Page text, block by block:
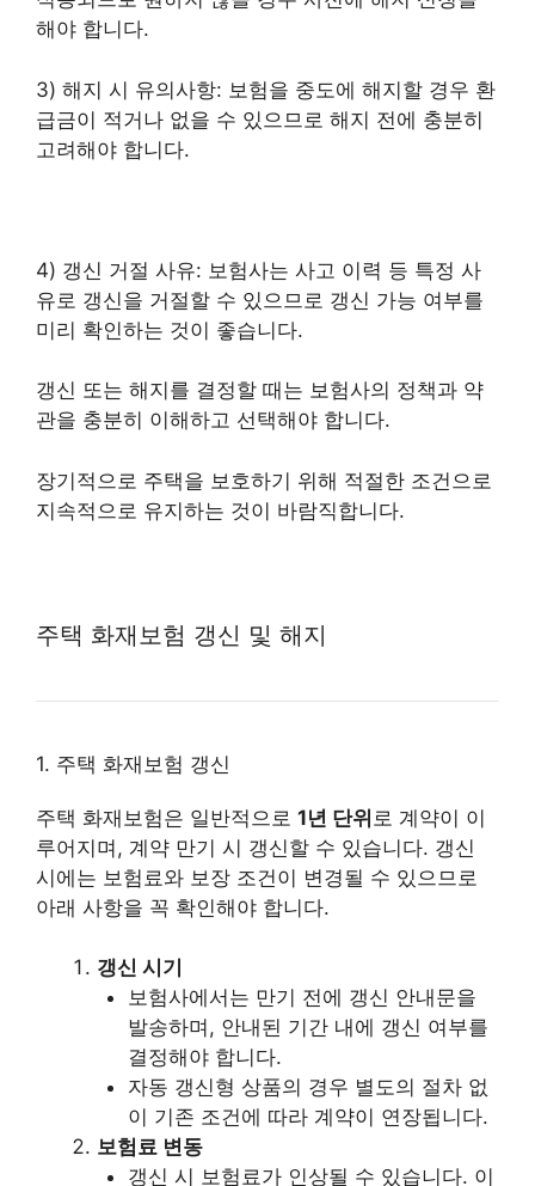
해야 합니다.
3) 해지 시 유의사항: 보험을 중도에 해지할 경우 환
급금이 적거나 없을 수 있으므로 해지 전에 충분히
고려해야 합니다.
4) 갱신 거절 사유: 보험사는 사고 이력 등 특정 사
유로 갱신을 거절할 수 있으므로 갱신 가능 여부를
미리 확인하는 것이 좋습니다.
갱신 또는 해지를 결정할 때는 보험사의 정책과 약
관을 충분히 이해하고 선택해야 합니다.
장기적으로 주택을 보호하기 위해 적절한 조건으로
지속적으로 유지하는 것이 바람직합니다.
주택 화재보험 갱신 및 해지
1. 주택 화재보험 갱신
주택 화재보험은 일반적으로 1년 단위 로 계약이 이
루어지며, 계약 만기 시 갱신할 수 있습니다. 갱신
시에는 보험료와 보장 조건이 변경될 수 있으므로
아래 사항을 꼭 확인해야 합니다.
갱신 시기
보험사에서는 만기 전에 갱신 안내문을
발송하며, 안내된 기간 내에 갱신 여부를
결정해야 합니다.
자동 갱신형 상품의 경우 별도의 절차 없
이 기존 조건에 따라 계약이 연장됩니다.
보험료 변동
갱신 시 보험료가 인상될 수 있습니다. 이